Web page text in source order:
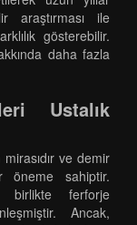
araştırması ile
gösterebilir.
daha fazla
Ustalık
ve demir
öneme sahiptir.
birlikte ferforje
Ancak,